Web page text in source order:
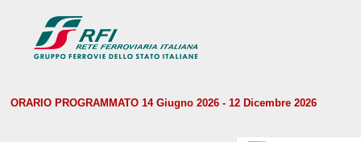
ORARIO PROGRAMMATO 14 Giugno 2026 - 12 Dicembre 2026